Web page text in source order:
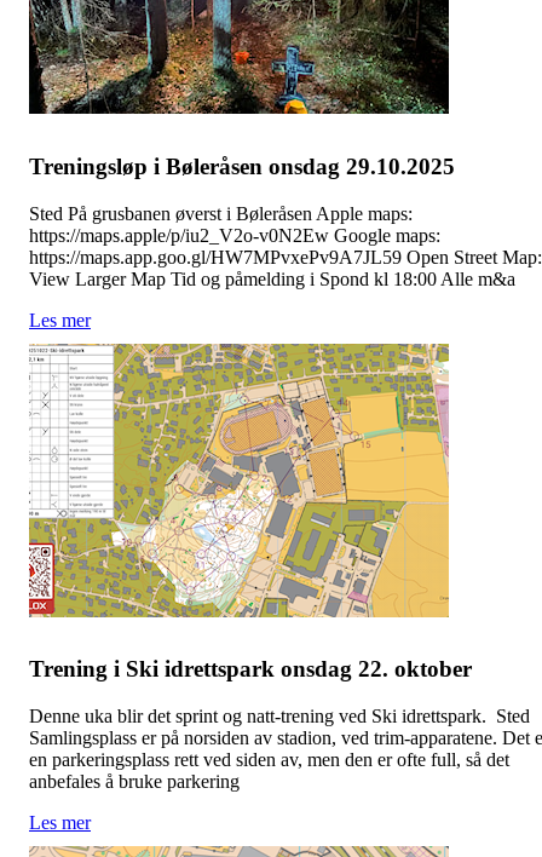
Treningsløp i Bøleråsen onsdag 29.10.2025
Sted På grusbanen øverst i Bøleråsen Apple maps:
https://maps.apple/p/iu2_V2o-v0N2Ew Google maps:
https://maps.app.goo.gl/HW7MPvxePv9A7JL59 Open Street
View Larger Map Tid og påmelding i Spond kl 18:00 Alle m&a
Les mer
Trening i Ski idrettspark onsdag 22. oktober
Denne uka blir det sprint og natt-trening ved Ski idrettspark. Sted
Samlingsplass er på norsiden av stadion, ved trim-apparatene. Det
en parkeringsplass rett ved siden av, men den er ofte full, så det
anbefales å bruke parkering
Les mer